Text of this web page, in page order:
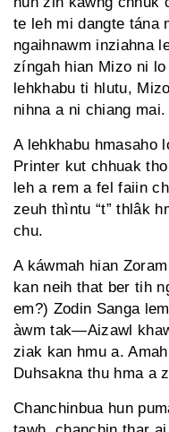
te leh mi dangte tána
ngaihnawm inziah­na
zíngah hian Mizo ni
lehkhabu ti hlutu,
nihna a ni chiang mai.
A lehkhabu hmasaho
Printer kut chhuak
leh a rem a fel faiin
zeuh thìntu “t” thlâk
chu.
A káwmah hian
kan neih that ber tih
em?) Zodin Sanga
àwm tak—Aizawl
ziak kan hmu a.
Duhsakna thu hma a
Chanchinbua hun